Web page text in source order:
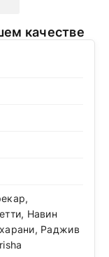
качестве
Навин
Раджив